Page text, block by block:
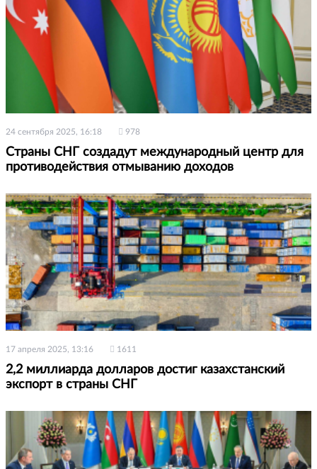
24 сентября 2025, 16:18 978
Страны СНГ создадут международный центр для
противодействия отмыванию доходов
17 апреля 2025, 13:16 1611
2,2 миллиарда долларов достиг казахстанский
экспорт в страны СНГ